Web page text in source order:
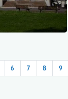
6 7 8 9